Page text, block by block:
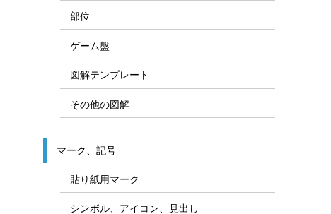
部位
ゲーム盤
図解テンプレート
その他の図解
マーク、記号
貼り紙用マーク
シンボル、アイコン、見出し